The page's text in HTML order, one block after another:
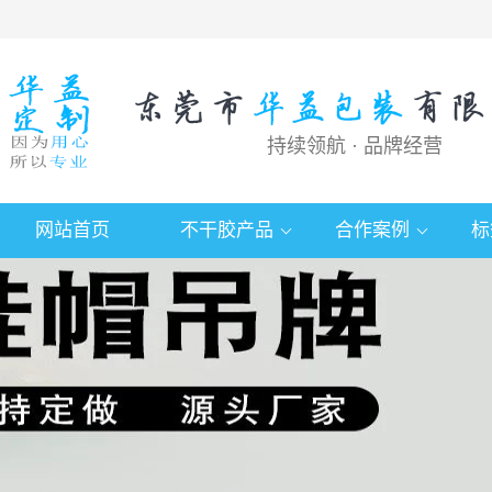
持续领航 · 品牌经营
网站首页 不干胶产品 合作案例